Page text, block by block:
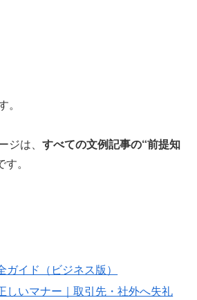
は、 すべての文例記事の“前提知
。
イド（ビジネス版）
しいマナー｜取引先・社外へ失礼